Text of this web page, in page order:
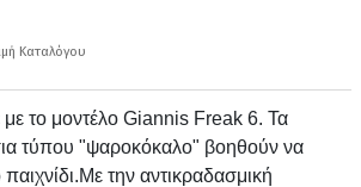
Καταλόγου
το μοντέλο Giannis Freak 6. Τα
τύπου "ψαροκόκαλο" βοηθούν να
την αντικραδασμική